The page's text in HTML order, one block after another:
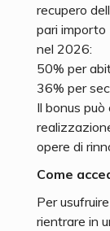
recupero
pari importo
nel 2026:
50% per
36% per
Il bonus
opere di
Come
Per
rientrare in